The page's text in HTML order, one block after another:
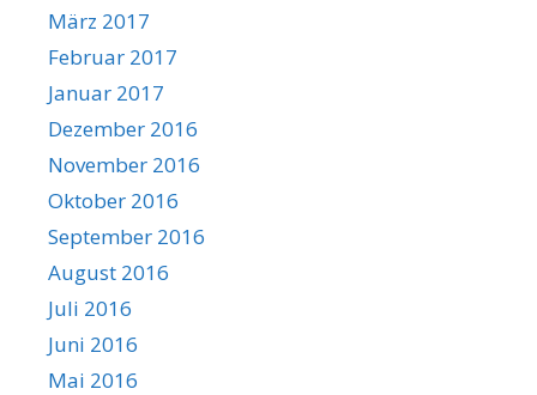
März 2017
Februar 2017
Januar 2017
Dezember 2016
November 2016
Oktober 2016
September 2016
August 2016
Juli 2016
Juni 2016
Mai 2016